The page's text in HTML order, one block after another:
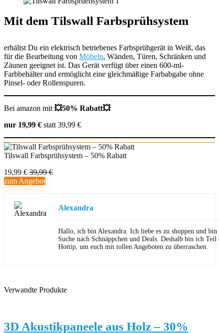
Mit dem Tilswall Farbsprühsystem
erhältst Du ein elektrisch betriebenes Farbsprühgerät in Weiß, das
für die Bearbeitung von Möbeln, Wänden, Türen, Schränken und
Zäunen geeignet ist. Das Gerät verfügt über einen 600-ml-
Farbbehälter und ermöglicht eine gleichmäßige Farbabgabe ohne
Pinsel- oder Rollenspuren.
Bei amazon mit 💥50% Rabatt💥
nur 19,99 € statt 39,99 €
Tilswall Farbsprühsystem – 50% Rabatt
19,99 € 39,99 €
zum Angebot
Alexandra
Hallo, ich bin Alexandra. Ich liebe es zu shoppen und
Suche nach Schnäppchen und Deals. Deshalb bin ich Teil
Hottip, um euch mit tollen Angeboten zu überraschen.
Verwandte Produkte
3D Akustikpaneele aus Holz – 30%